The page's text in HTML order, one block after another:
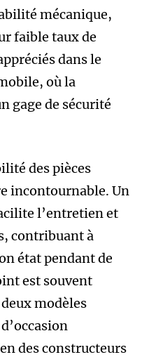
mécanique,
faible taux de
dans le
où la
gage de sécurité
des pièces
incontournable. Un
l’entretien et
contribuant à
état pendant de
est souvent
modèles
des constructeurs